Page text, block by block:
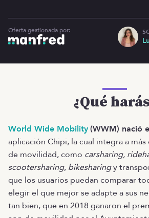
Oferta gestionada por:
¿Qué
World Wide Mobility(WWM) nació
aplicación Chipi, la cual integra a
de movilidad, como carsharing,
scootersharing, bikesharingy
que los usuarios puedan comparar
elegir el que mejor se adapte a sus
tan bien, que en 2018 ganaron el